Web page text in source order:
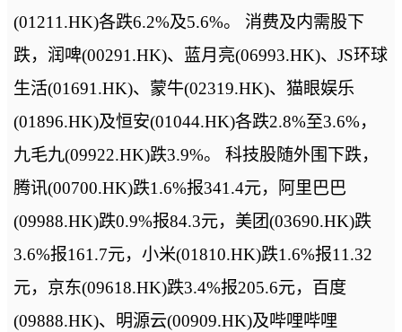
(01211.HK)各跌6.2%及5.6%。 消费及内需股下
跌，润啤(00291.HK)、蓝月亮(06993.HK)、JS环球
生活(01691.HK)、蒙牛(02319.HK)、猫眼娱乐
(01896.HK)及恒安(01044.HK)各跌2.8%至3.6%，
九毛九(09922.HK)跌3.9%。 科技股随外围下跌，
腾讯(00700.HK)跌1.6%报341.4元，阿里巴巴
(09988.HK)跌0.9%报84.3元，美团(03690.HK)跌
3.6%报161.7元，小米(01810.HK)跌1.6%报11.32
元，京东(09618.HK)跌3.4%报205.6元，百度
(09888.HK)、明源云(00909.HK)及哔哩哔哩